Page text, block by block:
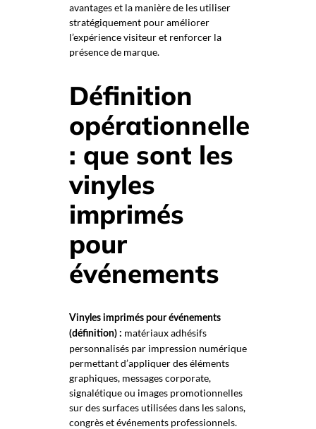
avantages et la manière de les utiliser
stratégiquement pour améliorer
l’expérience visiteur et renforcer la
présence de marque.
Définition
opérationnelle
: que sont les
vinyles
imprimés
pour
événements
Vinyles imprimés pour événements
(définition) : matériaux adhésifs
personnalisés par impression numérique
permettant d’appliquer des éléments
graphiques, messages corporate,
signalétique ou images promotionnelles
sur des surfaces utilisées dans les salons,
congrès et événements professionnels.